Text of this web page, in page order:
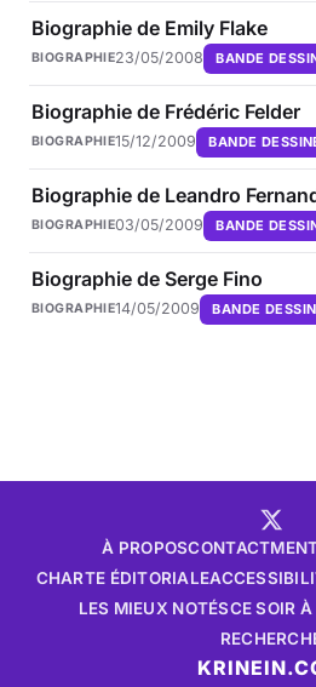
Biographie de Emily Flake
BIOGRAPHIE23/05/2008 BANDE
Biographie de Frédéric Felder
BIOGRAPHIE15/12/2009 BANDE
Biographie de Leandro
BIOGRAPHIE03/05/2009 BANDE
Biographie de Serge Fino
BIOGRAPHIE14/05/2009 BANDE
À PROPOSCONTACT
CHARTE ÉDITORIALE
LES MIEUX NOTÉSCE SOIR